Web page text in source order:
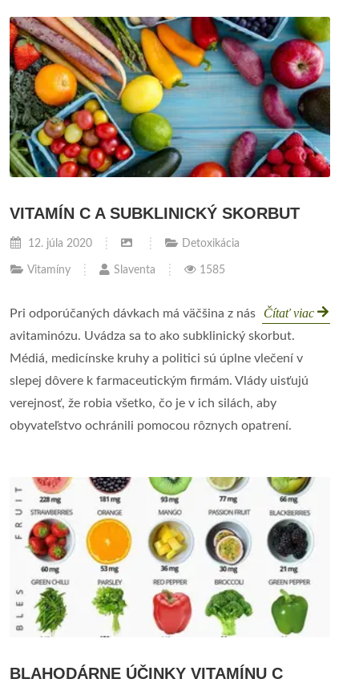
VITAMÍN C A SUBKLINICKÝ SKORBUT
12. júla 2020 Detoxikácia
Vitamíny Slaventa 1585
Čítať viac
Pri odporúčaných dávkach má väčšina z nás
avitaminózu. Uvádza sa to ako subklinický skorbut.
Médiá, medicínske kruhy a politici sú úplne vlečení v
slepej dôvere k farmaceutickým firmám. Vlády uisťujú
verejnosť, že robia všetko, čo je v ich silách, aby
obyvateľstvo ochránili pomocou rôznych opatrení.
BLAHODÁRNE ÚČINKY VITAMÍNU C